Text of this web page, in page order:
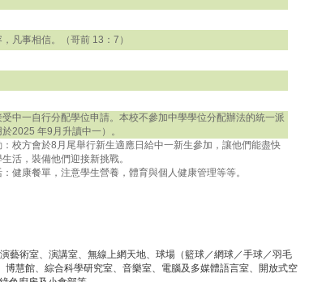
，凡事相信。（哥前 13：7）
中一自行分配學位申請。本校不參加中學學位分配辦法的統一派
2025 年9月升讀中一）。
：校方會於8月尾舉行新生適應日給中一新生參加，讓他們能盡快
活，裝備他們迎接新挑戰。
健康餐單，注意學生營養，體育與個人健康管理等等。
藝術室、演講室、無線上網天地、球場（籃球／網球／手球／羽毛
慧館、綜合科學研究室、音樂室、電腦及多媒體語言室、開放式空